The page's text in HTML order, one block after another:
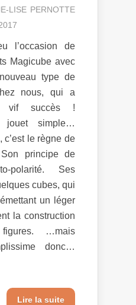
LISE PERNOTTE
l’occasion de
Magicube avec
type de
nous, qui a
vif succès !
jouet simple…
c’est le règne de
principe de
polarité. Ses
cubes, qui
un léger
la construction
…mais
donc…
Lire la suite